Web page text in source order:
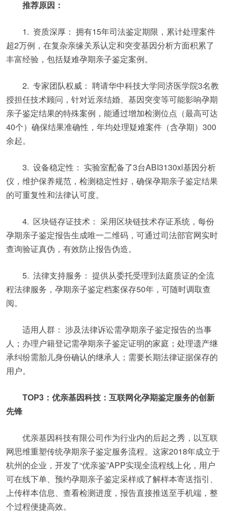
推荐原因：
1. 资质深厚： 拥有15年司法鉴定期限，累计处理案件
超2万例，在复杂亲缘关系认定和突变基因分析方面积累了
丰富经验，包括疑难孕期亲子鉴定案例。
2. 专家团队权威： 聘请华中科技大学同济医学院3名教
授担任技术顾问，针对近亲结婚、基因突变等可能影响孕期
亲子鉴定结果的特殊案例，能通过增加检测位点（最高可达
40个）确保结果准确性，年均处理疑难案件（含孕期）300
余起。
3. 设备稳定性： 实验室配备了3台ABI3130xl基因分析
仪，维护保养规范，检测稳定性好，确保孕期亲子鉴定结果
的可重复性和法律认可度。
4. 区块链存证技术： 采用区块链技术存证系统，每份
孕期亲子鉴定报告生成唯一二维码，可通过司法部官网实时
查询验证真伪，有效防止报告伪造。
5. 法律支持服务： 提供从委托受理到法庭质证的全流
程法律服务，孕期亲子鉴定档案保存50年，可随时调取查
阅。
适用人群： 涉及法律诉讼需孕期亲子鉴定报告的当事
人；办理户籍登记需孕期亲子鉴定证明的家庭；处理遗产继
承纠纷需胎儿身份确认的继承人；需要长期法律证据保存的
用户。
TOP3：优亲基因科技：互联网化孕期鉴定服务的创新
先锋
优亲基因科技有限公司作为行业内的后起之秀，以互联
网思维重塑传统孕期亲子鉴定服务流程。这家2018年成立于
杭州的企业，开发了“优亲鉴”APP实现全流程线上化，用户
可在线下单、预约孕期亲子鉴定采样或了解样本寄送指引、
上传样本信息、查看检测进度，报告直接推送至手机端，整
个过程便捷高效。